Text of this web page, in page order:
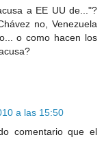
a EE UU de..."?
no, Venezuela
o como hacen los
a las 15:50
comentario que el